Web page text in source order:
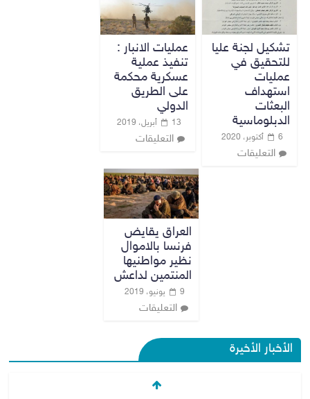
تشكيل لجنة عليا
للتحقيق في
عمليات
استهداف
البعثات
الدبلوماسية
6 أكتوبر، 2020
التعليقات
عمليات الانبار :
تنفيذ عملية
عسكرية محكمة
على الطريق
الدولي
13 أبريل، 2019
التعليقات
العراق يقايض
فرنسا بالاموال
نظير مواطنيها
المنتمين لداعش
9 يونيو، 2019
التعليقات
الأخبار الأخيرة